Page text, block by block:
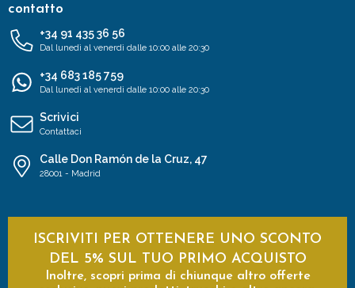
contatto
+34 91 435 36 56
Dal lunedì al venerdì dalle 10:00 alle 20:30
+34 683 185 759
Dal lunedì al venerdì dalle 10:00 alle 20:30
Scrivici
Contattaci
Calle Don Ramón de la Cruz, 47
28001 - Madrid
ISCRIVITI PER OTTENERE UNO SCONTO
DEL 5% SUL TUO PRIMO ACQUISTO
Inoltre, scopri prima di chiunque altro offerte